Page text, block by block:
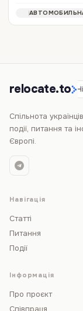
рахунку в
дозволяє
БАНК 752 2
та обмінні курси,
заплутаним. У
БАНК 1 068
relocate.to
Іспанія
Спільнота
події, питання та
Європі.
Навігація
Статті
Питання
Події
Інформація
Про проєкт
Співпраця